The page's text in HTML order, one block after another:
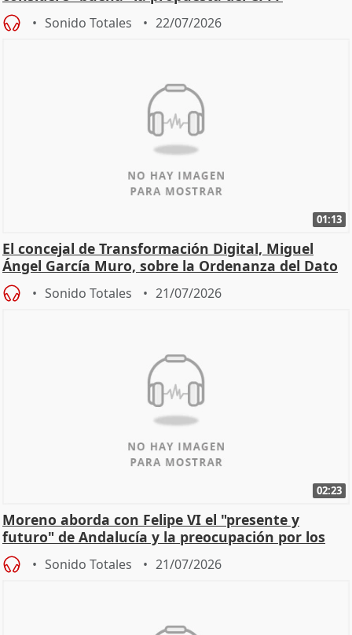
Sonido Totales 22/07/2026
01:13
El concejal de Transformación Digital, Miguel
Ángel García Muro, sobre la Ordenanza del Dato
Sonido Totales 21/07/2026
02:23
Moreno aborda con Felipe VI el "presente y
futuro" de Andalucía y la preocupación por los
incendios
Sonido Totales 21/07/2026